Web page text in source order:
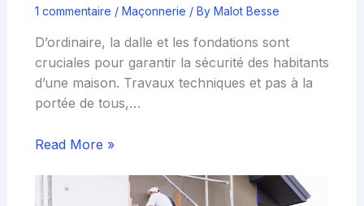
1 commentaire / Maçonnerie / By Malot Besse
D’ordinaire, la dalle et les fondations sont
cruciales pour garantir la sécurité des habitants
d’une maison. Travaux techniques et pas à la
portée de tous,…
Read More »